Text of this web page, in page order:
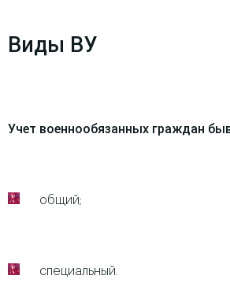
Виды ВУ
Учет военнообязанных граждан
общий;
специальный.